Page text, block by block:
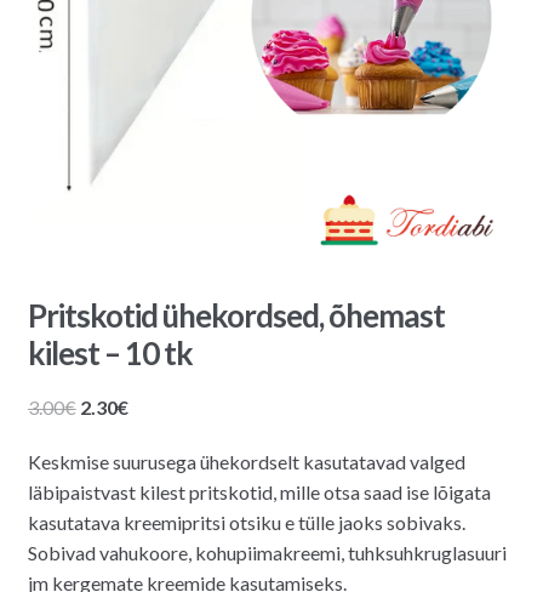
Pritskotid ühekordsed, õhemast
kilest – 10 tk
3.00€ Algne
oli:
3.00€.
2.30€Praegune
on:
2.30€.
Keskmise suurusega ühekordselt kasutatavad valged
läbipaistvast kilest pritskotid, mille otsa saad ise lõigata
kasutatava kreemipritsi otsiku e tülle jaoks sobivaks.
Sobivad vahukoore, kohupiimakreemi, tuhksuhkruglasuuri
jm kergemate kreemide kasutamiseks.